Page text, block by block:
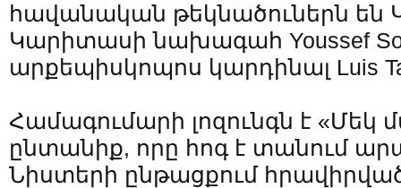
հավանական թեկնածուներն են
Կարիտասի նախագահ Youssef
արքեպիսկոպոս կարդինալ Luis
Համագումարի լոզունգն է «Մեկ
ընտանիք, որը հոգ է տանում
Նիստերի ընթացքում